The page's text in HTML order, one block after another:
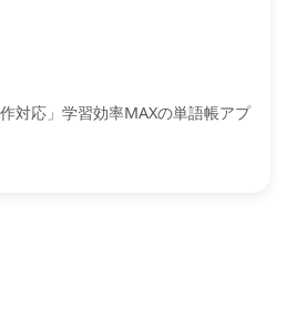
対応」学習効率MAXの単語帳アプ